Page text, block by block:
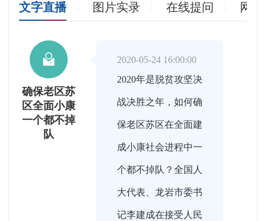
文字直播 图片实录 在线提问 网

确保老区苏
区全面小康
一个都不掉
队
2020-05-24 16:00:00
2020年是脱贫攻坚决
战决胜之年，如何确
保老区苏区在全面建
成小康社会进程中一
个都不掉队？全国人
大代表、龙岩市委书
记李建成在接受人民